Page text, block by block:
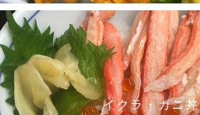
イクラ・カニ丼